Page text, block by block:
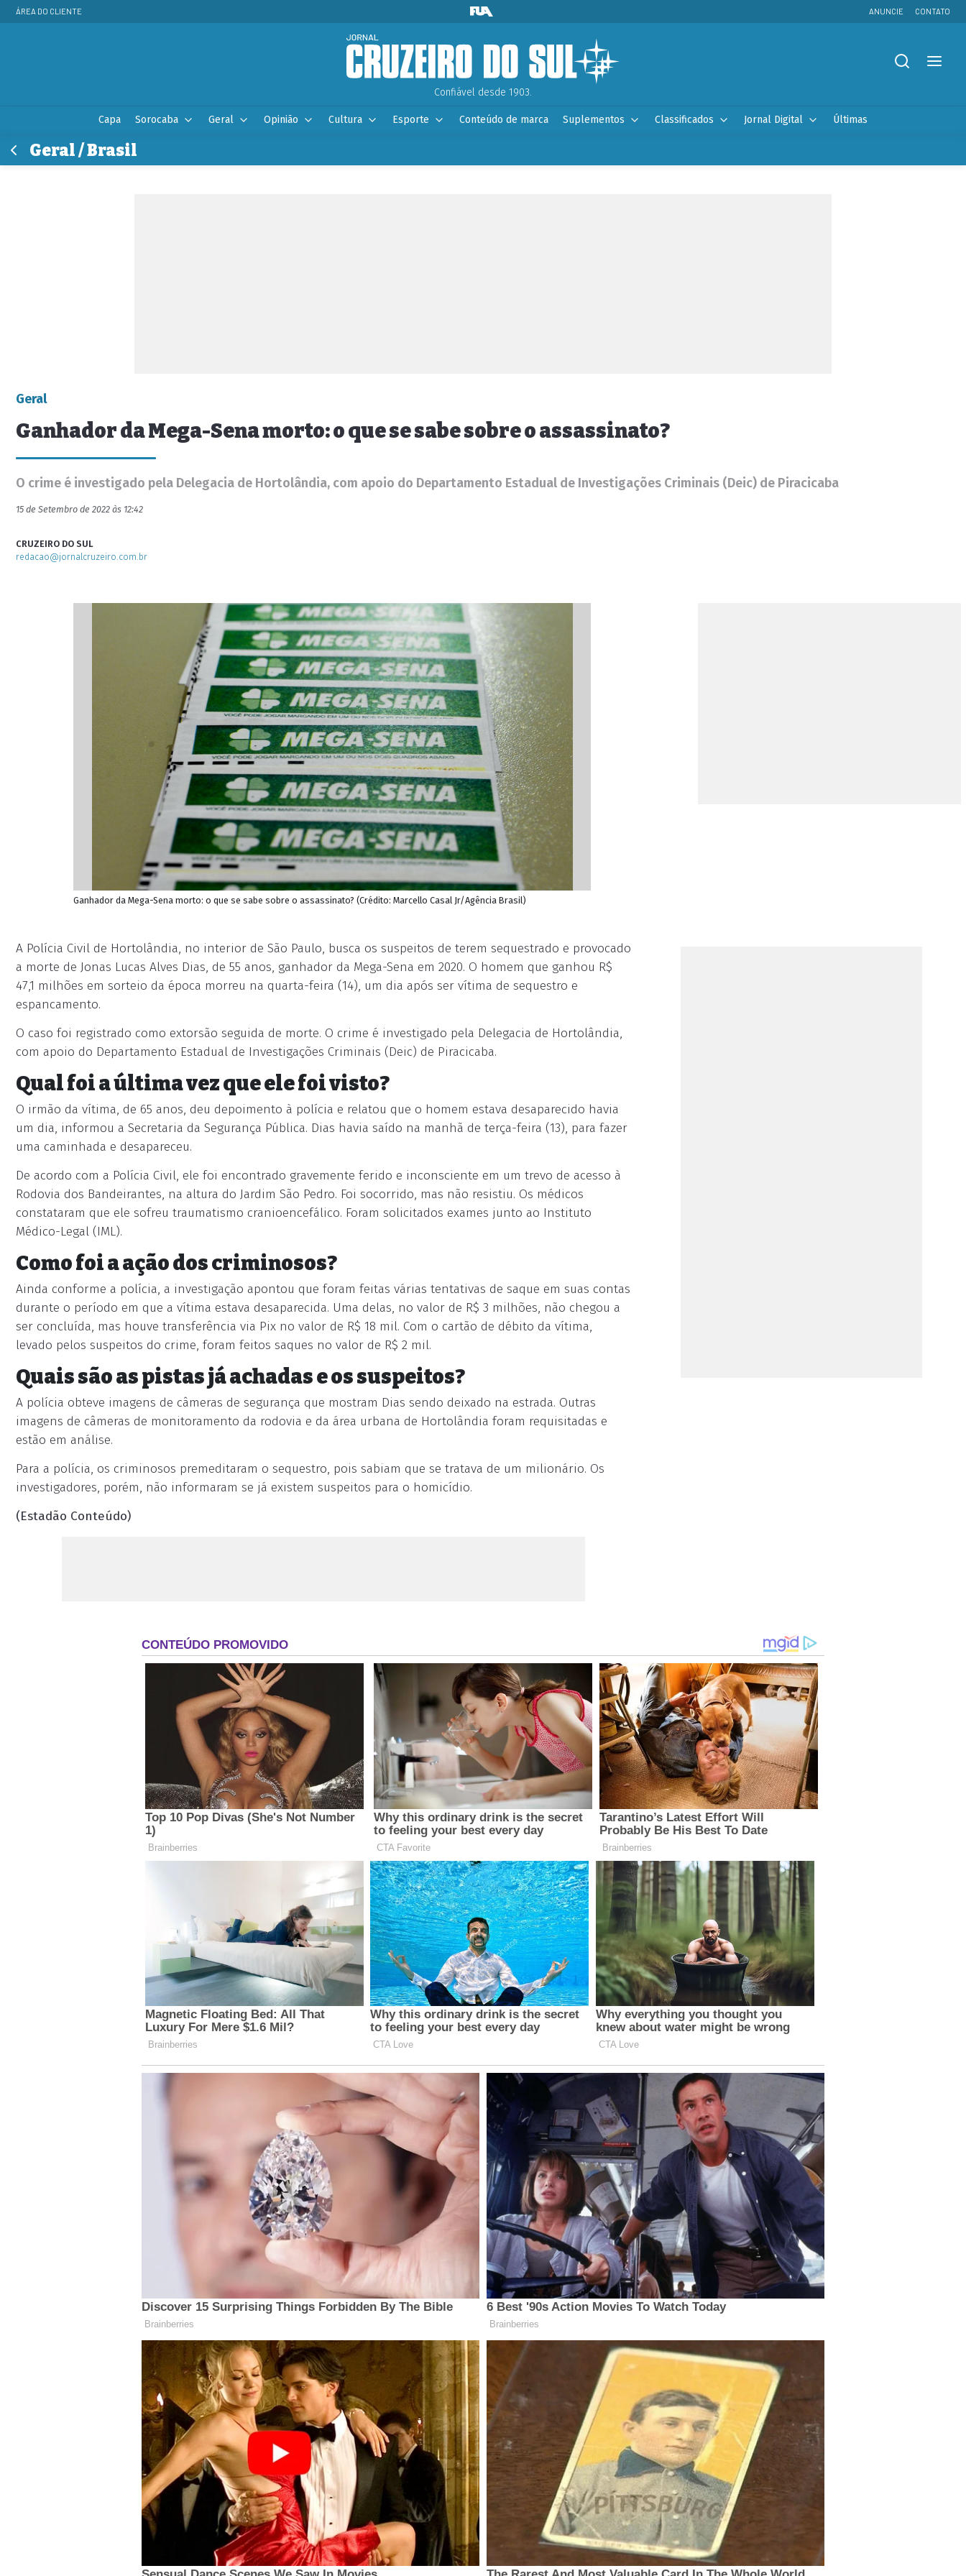
ÁREA DO CLIENTE ANUNCIE CONTATO
Confiável desde 1903.
Capa Sorocaba Geral Opinião Cultura Esporte Conteúdo de marca Suplementos Classificados Jornal Digital Últimas
Geral / Brasil
Geral
Ganhador da Mega-Sena morto: o que se sabe sobre o assassinato?
O crime é investigado pela Delegacia de Hortolândia, com apoio do Departamento Estadual de Investigações Criminais (Deic) de Piracicaba
15 de Setembro de 2022 às 12:42
CRUZEIRO DO SUL
redacao@jornalcruzeiro.com.br
Ganhador da Mega-Sena morto: o que se sabe sobre o assassinato? (Crédito: Marcello Casal Jr/Agência Brasil)
A Polícia Civil de Hortolândia, no interior de São Paulo, busca os suspeitos de terem sequestrado e provocado
a morte de Jonas Lucas Alves Dias, de 55 anos, ganhador da Mega-Sena em 2020. O homem que ganhou R$
47,1 milhões em sorteio da época morreu na quarta-feira (14), um dia após ser vítima de sequestro e
espancamento.
O caso foi registrado como extorsão seguida de morte. O crime é investigado pela Delegacia de Hortolândia,
com apoio do Departamento Estadual de Investigações Criminais (Deic) de Piracicaba.
Qual foi a última vez que ele foi visto?
O irmão da vítima, de 65 anos, deu depoimento à polícia e relatou que o homem estava desaparecido havia
um dia, informou a Secretaria da Segurança Pública. Dias havia saído na manhã de terça-feira (13), para fazer
uma caminhada e desapareceu.
De acordo com a Polícia Civil, ele foi encontrado gravemente ferido e inconsciente em um trevo de acesso à
Rodovia dos Bandeirantes, na altura do Jardim São Pedro. Foi socorrido, mas não resistiu. Os médicos
constataram que ele sofreu traumatismo cranioencefálico. Foram solicitados exames junto ao Instituto
Médico-Legal (IML).
Como foi a ação dos criminosos?
Ainda conforme a polícia, a investigação apontou que foram feitas várias tentativas de saque em suas contas
durante o período em que a vítima estava desaparecida. Uma delas, no valor de R$ 3 milhões, não chegou a
ser concluída, mas houve transferência via Pix no valor de R$ 18 mil. Com o cartão de débito da vítima,
levado pelos suspeitos do crime, foram feitos saques no valor de R$ 2 mil.
Quais são as pistas já achadas e os suspeitos?
A polícia obteve imagens de câmeras de segurança que mostram Dias sendo deixado na estrada. Outras
imagens de câmeras de monitoramento da rodovia e da área urbana de Hortolândia foram requisitadas e
estão em análise.
Para a polícia, os criminosos premeditaram o sequestro, pois sabiam que se tratava de um milionário. Os
investigadores, porém, não informaram se já existem suspeitos para o homicídio.
(Estadão Conteúdo)